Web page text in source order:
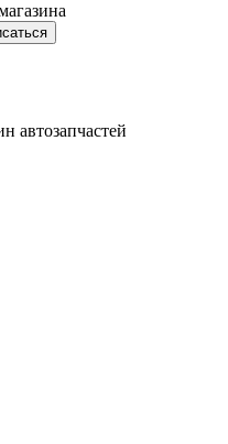
автозапчастей